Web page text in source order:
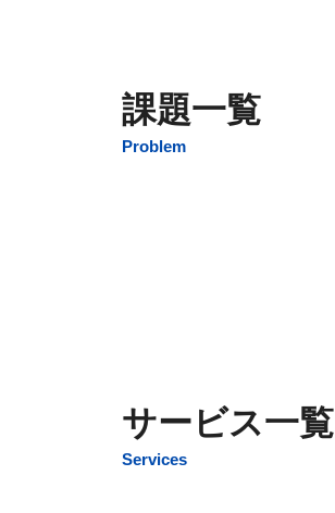
課題一覧
Problem
サービス一覧
Services